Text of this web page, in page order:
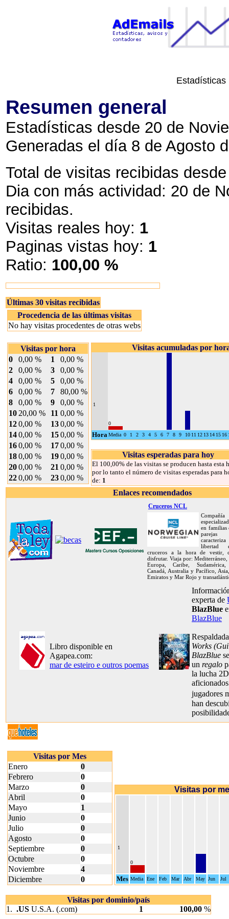
Resumen general
Estadísticas desde 20 de
Generadas el día 8 de Agosto
Total de visitas recibidas
Dia con más actividad: 20 de
recibidas.
Visitas reales hoy: 1
Paginas vistas hoy: 1
Ratio: 100,00 %
Últimas 30 visitas recibidas
Procedencia de las últimas visitas
No hay visitas procedentes de otras webs
Visitas por hora
0
0,00 % 1
0,00 %
2
0,00 % 3
0,00 %
4
0,00 % 5
0,00 %
6
0,00 % 7
80,00 %
8
0,00 % 9
0,00 %
10 20,00 % 11 0,00 %
120,00 % 130,00 %
140,00 % 150,00 %
160,00 % 170,00 %
180,00 % 190,00 %
200,00 % 21 0,00 %
220,00 % 230,00 %
Visitas acumuladas por
1
0
HoraMedia 0 1 2 3 4 5 6 7 8 9 10 11 12 13 14 15 16
Visitas esperadas para hoy
El 100,00% de las visitas se producen hasta esta
por lo tanto el número de visitas esperadas para
de: 1
Enlaces recomendados
Cruceros NCL
Compañía
en familias
libertad
cruceros a la hora de vestir,
disfrutar. Viaja por: Mediterráneo,
Europa, Caribe, Sudamérica,
Canadá, Australia y Pacífico,
Emiratos y Mar Rojo y
Libro disponible en
Agapea.com:
mar de esteiro e outros poemas
experta de
BlazBlue
BlazBlue
Works
BlazBlue
un regalo
la lucha
jugadores
han
Visitas por Mes
Enero
0
Febrero
0
Marzo
0
Abril
0
Mayo
1
Junio
0
Julio
0
Agosto
0
Septiembre
0
Octubre
0
Noviembre
4
Diciembre
0
Visitas por
1
0
Mes Media Ene Feb Mar Abr May Jun Jul
Visitas por dominio/país
1. .US U.S.A. (.com) 1 100,00 %